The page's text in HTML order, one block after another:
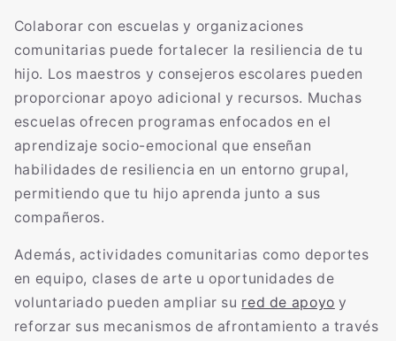
Colaborar con escuelas y organizaciones
comunitarias puede fortalecer la resiliencia de tu
hijo. Los maestros y consejeros escolares pueden
proporcionar apoyo adicional y recursos. Muchas
escuelas ofrecen programas enfocados en el
aprendizaje socio-emocional que enseñan
habilidades de resiliencia en un entorno grupal,
permitiendo que tu hijo aprenda junto a sus
compañeros.
Además, actividades comunitarias como deportes
en equipo, clases de arte u oportunidades de
voluntariado pueden ampliar su red de apoyo y
reforzar sus mecanismos de afrontamiento a través